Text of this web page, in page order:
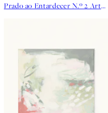
Prado ao Entardecer N.º 2 Arte Original